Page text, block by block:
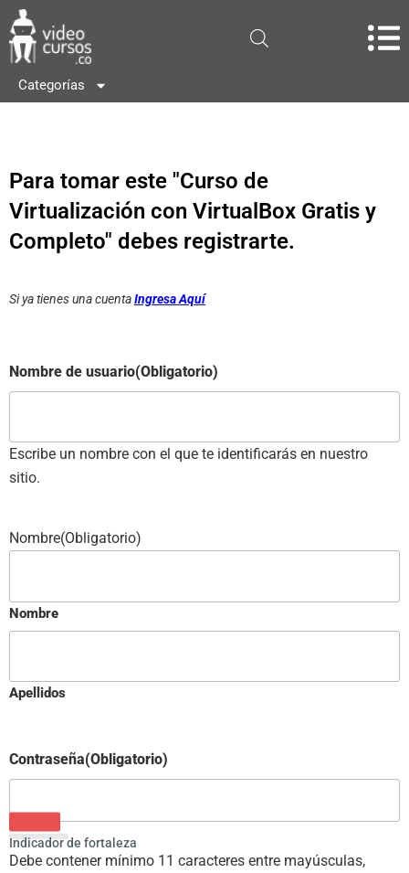
Categorías
Para tomar este "Curso de
Virtualización con VirtualBox Gratis y
Completo" debes registrarte.
Si ya tienes una cuentaIngresa Aquí
Nombre de usuario(Obligatorio)
Escribe un nombre con el que te identificarás en nuestro
sitio.
Nombre(Obligatorio)
Nombre
Apellidos
Contraseña(Obligatorio)
Indicador de fortaleza
Debe contener mínimo 11 caracteres entre mayúsculas,